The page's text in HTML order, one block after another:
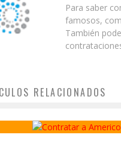
Para saber
famosos,
También
RELACIONADOS